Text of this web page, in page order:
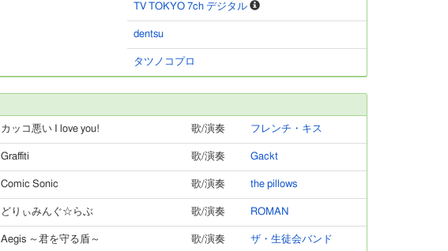
TV TOKYO 7ch デジタル
dentsu
タツノコプロ
カッコ悪い I love you! 歌/演奏 フレンチ・キス
Graffiti 歌/演奏 Gackt
Comic Sonic 歌/演奏 the pillows
どりぃみんぐ☆らぶ 歌/演奏 ROMAN
Aegis ～君を守る盾～ 歌/演奏 ザ・生徒会バンド